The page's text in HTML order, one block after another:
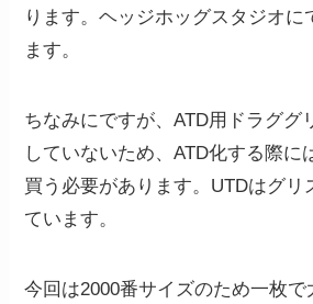
ります。ヘッジホッグスタジオに
ます。
ちなみにですが、ATD用ドラググ
していないため、ATD化する際に
買う必要があります。UTDはグリ
ています。
今回は2000番サイズのため一枚で